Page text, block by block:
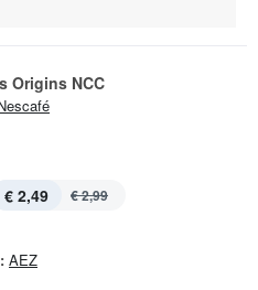
Origins NCC
€ 2,49 € 2,99
AEZ